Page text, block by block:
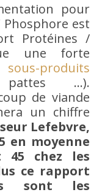
pour
est
Protéines /
une forte
sous-produits
pattes …).
de viande
un chiffre
Lefebvre,
en moyenne
45 chez les
ce rapport
sont les